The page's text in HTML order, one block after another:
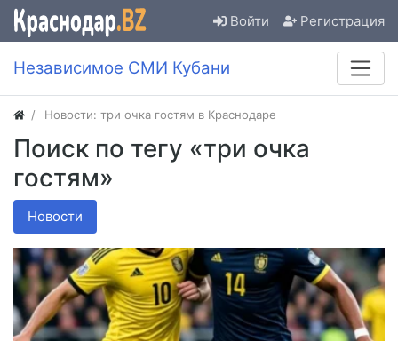
Войти Регистрация
Независимое СМИ Кубани
Новости: три очка гостям в Краснодаре
Поиск по тегу «три очка
гостям»
Новости